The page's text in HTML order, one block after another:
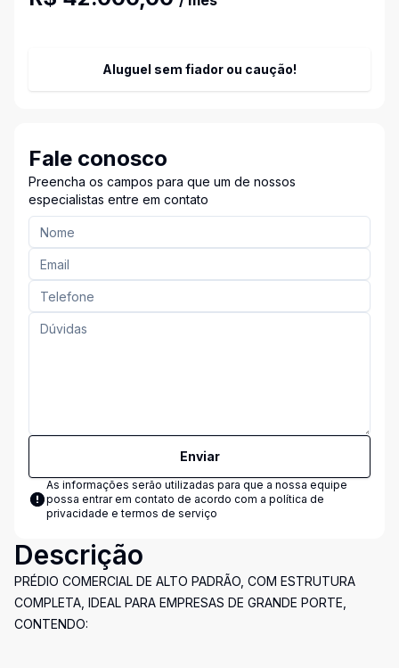
Aluguel sem fiador ou caução!
Fale conosco
Preencha os campos para que um de nossos
especialistas entre em contato
Enviar
As informações serão utilizadas para que a nossa equipe
possa entrar em contato de acordo com a política de
privacidade e termos de serviço
Descrição
PRÉDIO COMERCIAL DE ALTO PADRÃO, COM ESTRUTURA
COMPLETA, IDEAL PARA EMPRESAS DE GRANDE PORTE,
CONTENDO: